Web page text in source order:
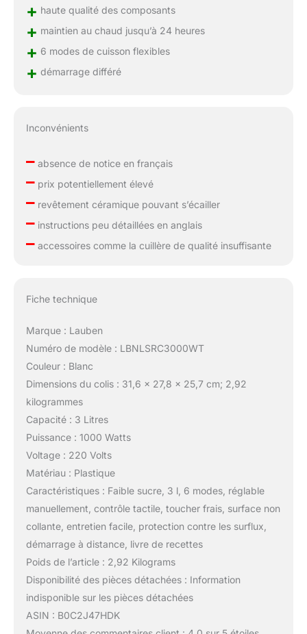
+ haute qualité des composants
+ maintien au chaud jusqu’à 24 heures
+ 6 modes de cuisson flexibles
+ démarrage différé
Inconvénients
–absence de notice en français
–prix potentiellement élevé
–revêtement céramique pouvant s’écailler
–instructions peu détaillées en anglais
–accessoires comme la cuillère de qualité insuffisante
Fiche technique
Marque : Lauben
Numéro de modèle : LBNLSRC3000WT
Couleur : Blanc
Dimensions du colis : 31,6 x 27,8 x 25,7 cm; 2,92
kilogrammes
Capacité : 3 Litres
Puissance : 1000 Watts
Voltage : 220 Volts
Matériau : Plastique
Caractéristiques : Faible sucre, 3 l, 6 modes, réglable
manuellement, contrôle tactile, toucher frais, surface non
collante, entretien facile, protection contre les surflux,
démarrage à distance, livre de recettes
Poids de l’article : 2,92 Kilograms
Disponibilité des pièces détachées : Information
indisponible sur les pièces détachées
ASIN : B0C2J47HDK